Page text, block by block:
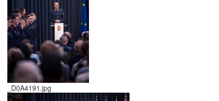
_D0A4191.jpg